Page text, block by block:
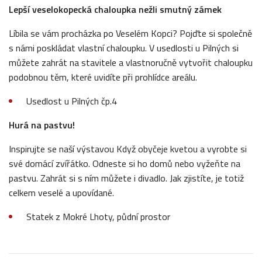
Lepší veselokopecká chaloupka nežli smutný zámek
Líbila se vám procházka po Veselém Kopci? Pojďte si společně
s námi poskládat vlastní chaloupku. V usedlosti u Pilných si
můžete zahrát na stavitele a vlastnoručně vytvořit chaloupku
podobnou těm, které uvidíte při prohlídce areálu.
Usedlost u Pilných čp.4
Hurá na pastvu!
Inspirujte se naší výstavou Když obyčeje kvetou a vyrobte si
své domácí zvířátko. Odneste si ho domů nebo vyžeňte na
pastvu. Zahrát si s ním můžete i divadlo. Jak zjistíte, je totiž
celkem veselé a upovídané.
Statek z Mokré Lhoty, půdní prostor